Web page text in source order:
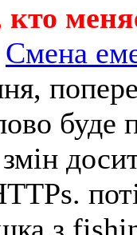
Смена
буде